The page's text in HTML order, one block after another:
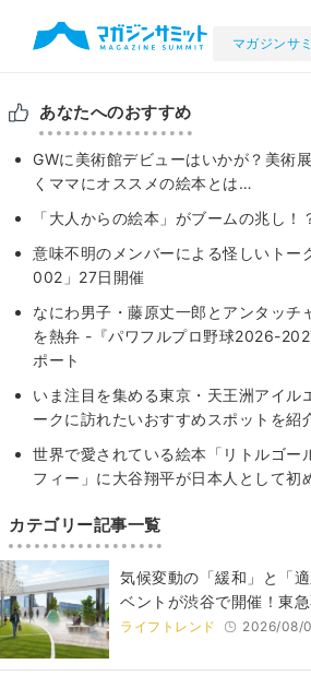
マガジンサ
あなたへのおすすめ
GWに美術館デビューはいかが？美術
くママにオススメの絵本とは…
「大人からの絵本」がブームの兆し！
意味不明のメンバーによる怪しいトー
002」27日開催
なにわ男子・藤原丈一郎とアンタッチ
を熱弁 -『パワフルプロ野球2026-
ポート
いま注目を集める東京・天王洲アイル
ークに訪れたいおすすめスポットを紹
世界で愛されている絵本「リトルゴー
フィー」に大谷翔平が日本人として初
カテゴリー記事一覧
気候変動の「緩和」と「
ベントが渋谷で開催！東
ライフトレンド 2026/08/